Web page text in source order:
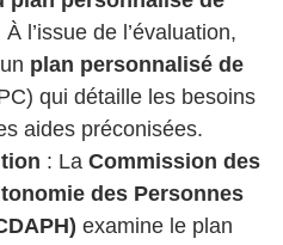
À l’issue de l’évaluation,
plan personnalisé de
qui détaille les besoins
aides préconisées.
: La Commission des
des Personnes
examine le plan